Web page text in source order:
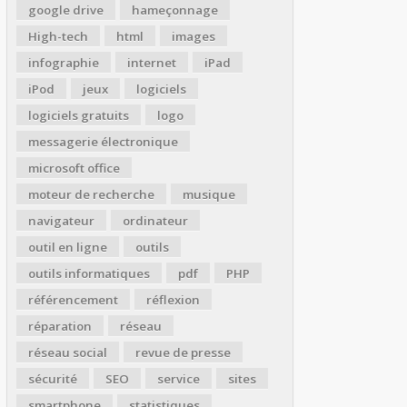
google drive
hameçonnage
High-tech
html
images
infographie
internet
iPad
iPod
jeux
logiciels
logiciels gratuits
logo
messagerie électronique
microsoft office
moteur de recherche
musique
navigateur
ordinateur
outil en ligne
outils
outils informatiques
pdf
PHP
référencement
réflexion
réparation
réseau
réseau social
revue de presse
sécurité
SEO service
sites